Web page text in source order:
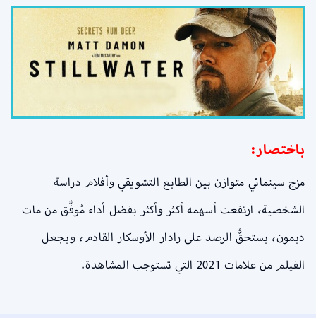
باختصار:
مزج سينمائي متوازن بين الطابع التشويقي وأفلام دراسة
الشخصية، ارتفعت أسهمه أكثر وأكثر بفضل أداء مُوفَّق من مات
ديمون، يستحقُّ الرصد على رادار الأوسكار القادم، ويجعل
الفيلم من علامات 2021 التي تستوجب المشاهدة.